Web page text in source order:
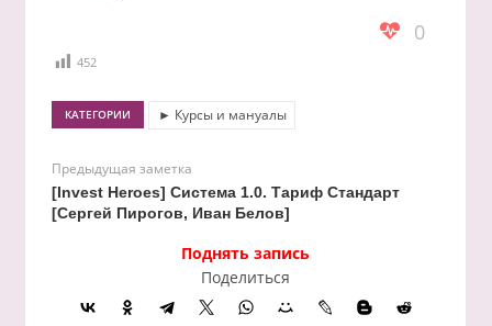
0
452
КАТЕГОРИИ ► Курсы и мануалы
Предыдущая заметка
[Invest Heroes] Система 1.0. Тариф Стандарт
[Сергей Пирогов, Иван Белов]
Поднять запись
Поделиться